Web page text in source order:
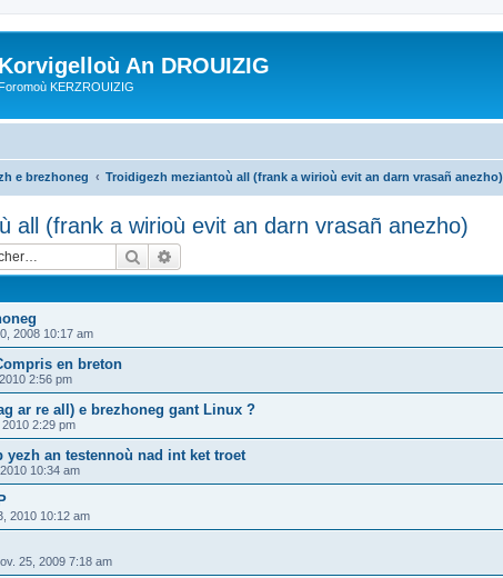
Korvigelloù An DROUIZIG
KERZROUIZIG
e brezhoneg Troidigezh meziantoù all (frank a wirioù evit an darn vrasañ anezho)
all (frank a wirioù evit an darn vrasañ anezho)
Rechercher
2008 10:17 am
en breton
2:56 pm
ar re all) e brezhoneg gant Linux ?
2:29 pm
yezh an testennoù nad int ket troet
10:34 am
2010 10:12 am
25, 2009 7:18 am